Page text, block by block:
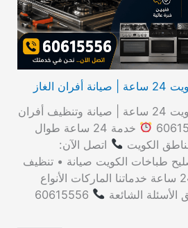
الغاز
فني تصليح طباخات الكويت 24 ساعة | صيانة وتنظيف أفران
خدمة 24 ساعة طوال
الكويت
اتصل الآن:
طباخات الكويت صيانة • تنظيف
• قطع غيار أصلية — 24 ساعة خدماتنا الماركات الأنواع
الأسئلة الشائعة
60615556